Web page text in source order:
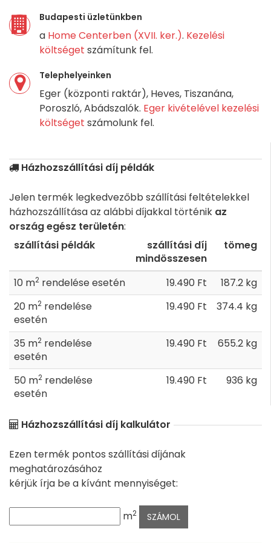
Budapesti üzletünkben
a Home Centerben (XVII. ker.). Kezelési
költséget számítunk fel.
Telephelyeinken
Eger (központi raktár), Heves, Tiszanána,
Poroszló, Abádszalók. Eger kivételével kezelési
költséget számolunk fel.
Házhozszállítási díj példák
Jelen termék legkedvezőbb szállítási feltételekkel
házhozszállítása az alábbi díjakkal történik az
ország egész területén:
szállítási példák
szállítási díj
mindösszesen
tömeg
10 m2 rendelése esetén 19.490 Ft
187.2 kg
20 m2 rendelése
esetén
19.490 Ft 374.4 kg
35 m2 rendelése
esetén
19.490 Ft 655.2 kg
50 m2 rendelése
esetén
19.490 Ft 936 kg
Házhozszállítási díj kalkulátor
Ezen termék pontos szállítási díjának
meghatározásához
kérjük írja be a kívánt mennyiséget:
m2